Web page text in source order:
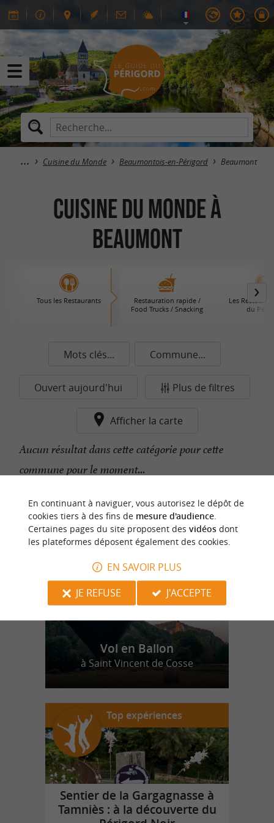
Cuisine du Monde Beaumontois-en-Périgord Beaumont
Cuisine du Monde à
Beaumont
Tous les Restaurants
Restauration rapide /
Food Trucks / Snacking
Les
du
Mots clés... Commune...
Ouvert aujourd'hui Plus de filtres
Afficher la carte
Aucun résultat dans cette catégorie pour cette
commune pour le moment...
n
o
t
r
e
c
o
u
p
d
e
c
o
e
u
r
Vol en Ballon
à Saint Vincent de Cosse
Top expériences
Sentier de la Gargagnasse à
Tamniès : à la découverte du
En continuant à naviguer, vous autorisez le dépôt de
cookies tiers à des fins de mesure d'audience.
Certaines pages du site proposent des vidéosdont
les plateformes déposent également des cookies.
EN SAVOIR PLUS
JE REFUSE
J'ACCEPTE